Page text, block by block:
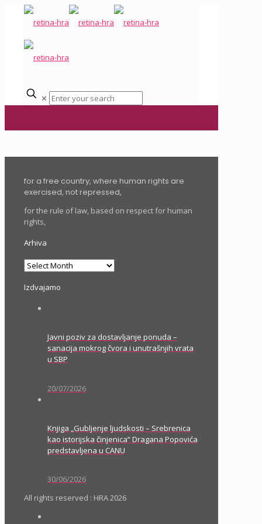
✕
for a free country, where human rights are
exercised, not repressed,
for the rule of law, based on respect for human
rights,
Arhiva
Arhiva
Izdvajamo
Javni poziv za dostavljanje ponuda –
sanacija mokrog čvora i unutrašnjih vrata
u SBP
20/07/2026
Knjiga „Gubljenje ljudskosti – Srebrenica
kao istorijska činjenica“ Dragana Popovića
predstavljena u CANU
30/06/2026
All rights reserved : HRA 2026